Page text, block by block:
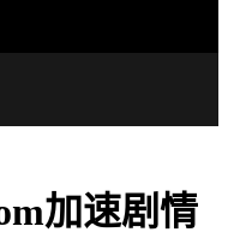
加速剧情